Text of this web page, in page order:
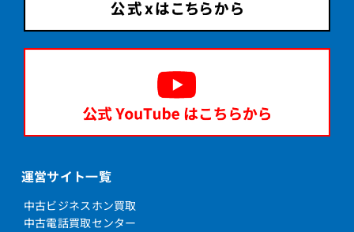
運営サイト一覧
中古ビジネスホン買取
中古電話買取センター